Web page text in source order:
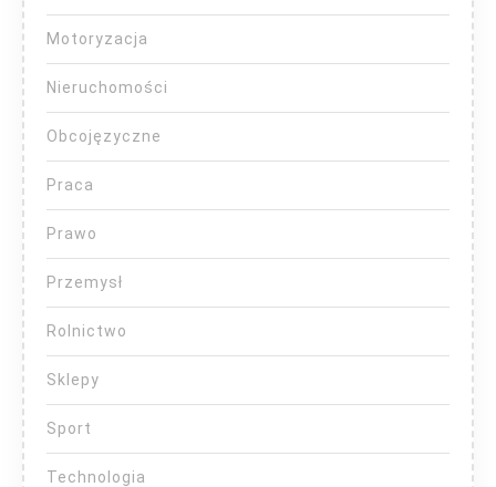
Motoryzacja
Nieruchomości
Obcojęzyczne
Praca
Prawo
Przemysł
Rolnictwo
Sklepy
Sport
Technologia